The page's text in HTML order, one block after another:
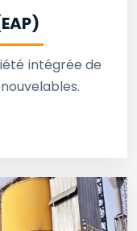
intégrée de